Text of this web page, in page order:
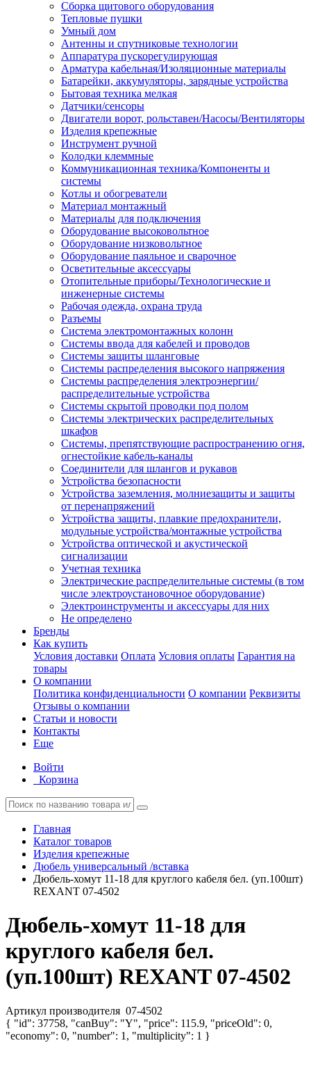
Сборка щитового оборудования
Тепловые пушки
Умный дом
Антенны и спутниковые технологии
Аппаратура пускорегулирующая
Арматура кабельная/Изоляционные материалы
Батарейки, аккумуляторы, зарядные устройства
Бытовая техника мелкая
Датчики/сенсоры
Двигатели ворот, рольставен/Насосы/Вентиляторы
Изделия крепежные
Инструмент ручной
Колодки клеммные
Коммуникационная техника/Компоненты и
системы
Котлы и обогреватели
Материал монтажный
Материалы для подключения
Оборудование высоковольтное
Оборудование низковольтное
Оборудование паяльное и сварочное
Осветительные аксессуары
Отопительные приборы/Технологические и
инженерные системы
Рабочая одежда, охрана труда
Разъемы
Система электромонтажных колонн
Системы ввода для кабелей и проводов
Системы защиты шланговые
Системы распределения высокого напряжения
Системы распределения электроэнергии/
распределительные устройства
Системы скрытой проводки под полом
Системы электрических распределительных
шкафов
Системы, препятствующие распространению огня,
огнестойкие кабель-каналы
Соединители для шлангов и рукавов
Устройства безопасности
Устройства заземления, молниезащиты и защиты
от перенапряжений
Устройства защиты, плавкие предохранители,
модульные устройства/монтажные устройства
Устройства оптической и акустической
сигнализации
Учетная техника
Электрические распределительные системы (в том
числе электроустановочное оборудование)
Электроинструменты и аксессуары для них
Не определено
Бренды
Как купить
Условия доставки Оплата Условия оплаты Гарантия на
товары
О компании
Политика конфиденциальности О компании Реквизиты
Отзывы о компании
Статьи и новости
Контакты
Еще
Войти
Корзина
Главная
Каталог товаров
Изделия крепежные
Дюбель универсальный /вставка
Дюбель-хомут 11-18 для круглого кабеля бел. (уп.100шт)
REXANT 07-4502
Дюбель-хомут 11-18 для
круглого кабеля бел.
(уп.100шт) REXANT 07-4502
Артикул производителя 07-4502
{ "id": 37758, "canBuy": "Y", "price": 115.9, "priceOld": 0,
"economy": 0, "number": 1, "multiplicity": 1 }